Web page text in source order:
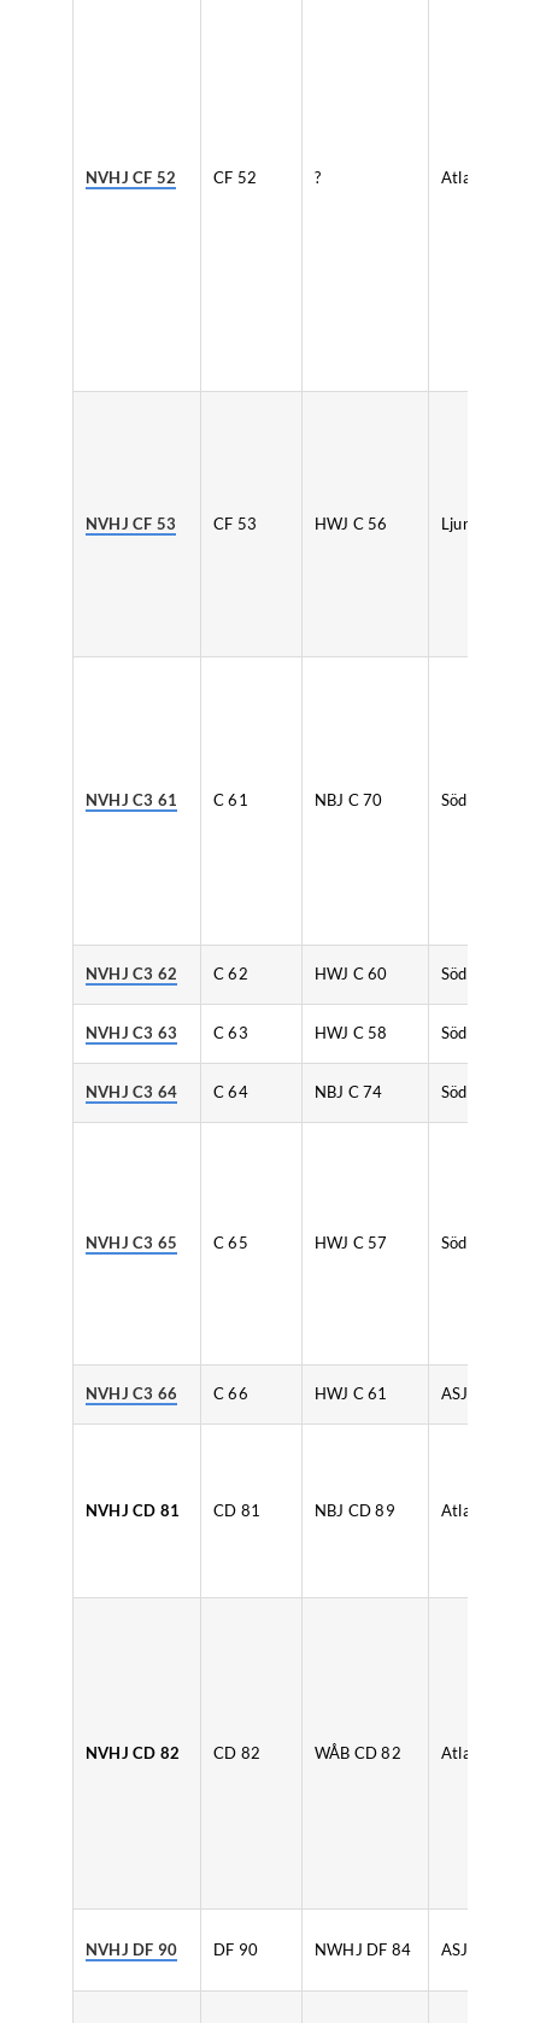
NVHJ CF 52 CF 52 ? Atlas
NVHJ CF 53 CF 53 HWJ C 56 Ljunggrens
NVHJ C3 61 C 61 NBJ C 70 Södertelge
NVHJ C3 62 C 62 HWJ C 60 Södertelge
NVHJ C3 63 C 63 HWJ C 58 Södertelge
NVHJ C3 64 C 64 NBJ C 74 Södertelge
NVHJ C3 65 C 65 HWJ C 57 Södertelge
NVHJ C3 66 C 66 HWJ C 61 ASJL
NVHJ CD 81 CD 81 NBJ CD 89 Atlas
NVHJ CD 82 CD 82 WÅB CD 82 Atlas
NVHJ DF 90 DF 90 NWHJ DF 84 ASJL